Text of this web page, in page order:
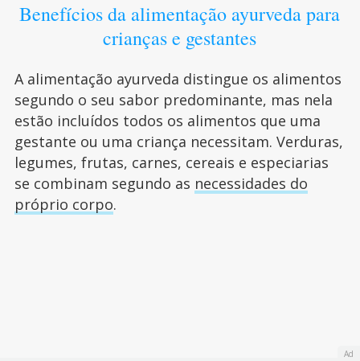
Benefícios da alimentação ayurveda para
crianças e gestantes
A alimentação ayurveda distingue os alimentos
segundo o seu sabor predominante, mas nela
estão incluídos todos os alimentos que uma
gestante ou uma criança necessitam. Verduras,
legumes, frutas, carnes, cereais e especiarias
se combinam segundo as necessidades do
próprio corpo.
Ad